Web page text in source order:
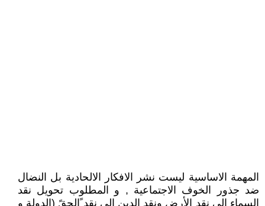
المهمة الاساسية ليست نشر الافكار الالحادية بل النضال
ضد جذور الخوف الاجتماعية , و المطلوب تحويل نقد
السماء الى نقد الأرض ونقد الدين الى نقد ًالحقً (الدولة و